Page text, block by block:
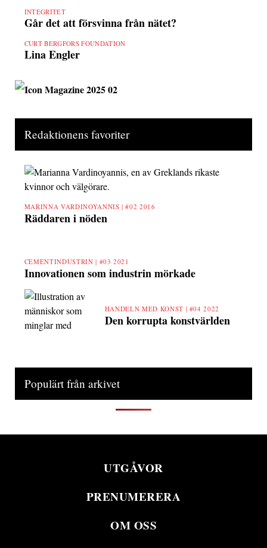
INTEGRITET
Går det att försvinna från nätet?
CURT BERGFORS FOUNDATION
Lina Engler
Redaktionens favoriter
MARINNA VARDINOYANNIS |#02 2016
Räddaren i nöden
CEMENTINDUSTRIN | #03 2021
Innovationen som industrin mörkade
HANDELN MED KONST | #04 2022
Den korrupta konstvärlden
Populärt från arkivet
UTGÅVOR
PRENUMERERA
OM OSS